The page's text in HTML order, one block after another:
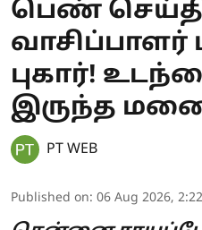
பெண்
வாசிப்பாளர்
புகார்!
இருந்த
PT WEB
Published on: 06 Aug 2026,